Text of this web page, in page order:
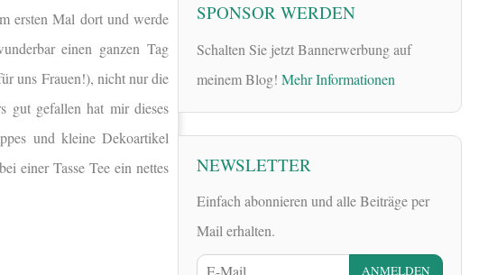
ersten Mal dort und werde
einen ganzen Tag
uns Frauen!), nicht nur die
gut gefallen hat mir dieses
und kleine Dekoartikel
einer Tasse Tee ein nettes
SPONSOR WERDEN
Schalten Sie jetzt Bannerwerbung auf
meinem Blog! Mehr Informationen
NEWSLETTER
Einfach abonnieren und alle Beiträge per
Mail erhalten.